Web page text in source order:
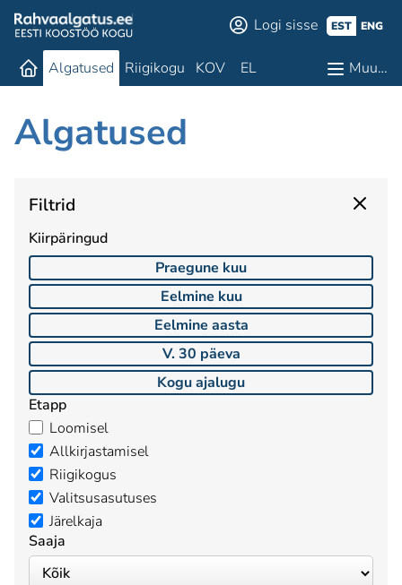
Logi sisse EST ENG
Algatused Riigikogu KOV EL Muu…
Algatused
Filtrid
Kiirpäringud
Praegune kuu
Eelmine kuu
Eelmine aasta
V. 30 päeva
Kogu ajalugu
Etapp
Loomisel
Allkirjastamisel
Riigikogus
Valitsusasutuses
Järelkaja
Saaja